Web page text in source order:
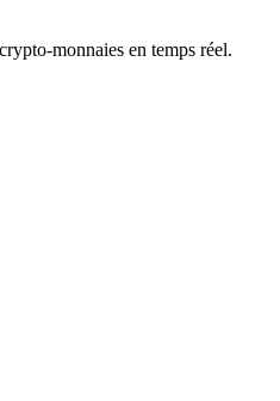
monnaies en temps réel.